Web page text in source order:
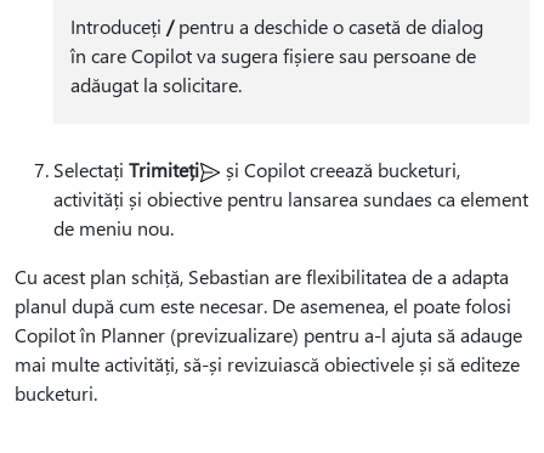
Introduceți /pentru a deschide o casetă de dialog
în care Copilot va sugera fișiere sau persoane de
adăugat la solicitare.
Selectați Trimiteți
și Copilot creează bucketuri,
activități și obiective pentru lansarea sundaes ca element
de meniu nou.
Cu acest plan schiță, Sebastian are flexibilitatea de a adapta
planul după cum este necesar. De asemenea, el poate folosi
Copilot în Planner (previzualizare) pentru a-l ajuta să adauge
mai multe activități, să-și revizuiască obiectivele și să editeze
bucketuri.